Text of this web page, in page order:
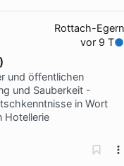
Rottach-Egern
vor 9 T
und öffentlichen
und Sauberkeit -
in Wort
Hotellerie